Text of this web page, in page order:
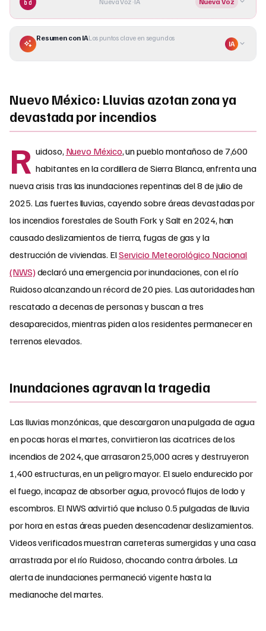
Resumen con IALos puntos clave en segundos
IA
Nuevo México: Lluvias azotan zona ya
devastada por incendios
R uidoso, Nuevo México, un pueblo montañoso de 7,600
habitantes en la cordillera de Sierra Blanca, enfrenta una
nueva crisis tras las inundaciones repentinas del 8 de julio de
2025. Las fuertes lluvias, cayendo sobre áreas devastadas por
los incendios forestales de South Fork y Salt en 2024, han
causado deslizamientos de tierra, fugas de gas y la
destrucción de viviendas. ElServicio Meteorológico Nacional
(NWS)declaró una emergencia por inundaciones, con el río
Ruidoso alcanzando un récord de 20 pies. Las autoridades han
rescatado a decenas de personas y buscan a tres
desaparecidos, mientras piden a los residentes permanecer en
terrenos elevados.
Inundaciones agravan la tragedia
Las lluvias monzónicas, que descargaron una pulgada de agua
en pocas horas el martes, convirtieron las cicatrices de los
incendios de 2024, que arrasaron 25,000 acres y destruyeron
1,400 estructuras, en un peligro mayor. El suelo endurecido por
el fuego, incapaz de absorber agua, provocó flujos de lodo y
escombros. El NWS advirtió que incluso 0.5 pulgadas de lluvia
por hora en estas áreas pueden desencadenar deslizamientos.
Videos verificados muestran carreteras sumergidas y una casa
arrastrada por el río Ruidoso, chocando contra árboles. La
alerta de inundaciones permaneció vigente hasta la
medianoche del martes.